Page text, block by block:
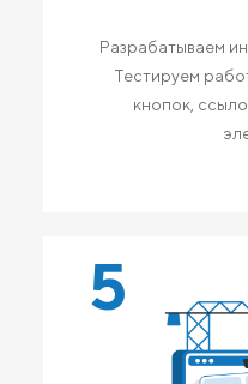
Разрабатываем
Тестируем
кнопок,
5